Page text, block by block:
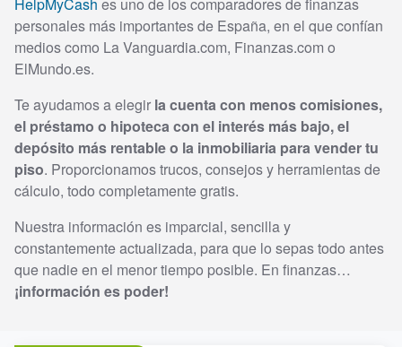
personales más importantes de España, en el que confían
medios como La Vanguardia.com, Finanzas.com o
ElMundo.es.
Te ayudamos a elegir la cuenta con menos comisiones,
el préstamo o hipoteca con el interés más bajo, el
depósito más rentable o la inmobiliaria para vender tu
piso. Proporcionamos trucos, consejos y herramientas de
cálculo, todo completamente gratis.
Nuestra información es imparcial, sencilla y
constantemente actualizada, para que lo sepas todo antes
que nadie en el menor tiempo posible. En finanzas…
¡información es poder!